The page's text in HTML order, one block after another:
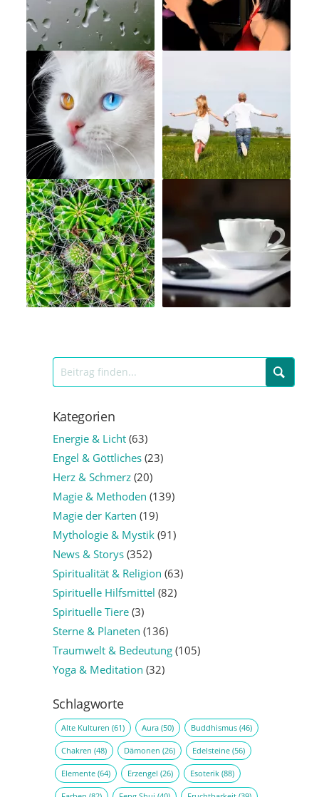
Kategorien
Energie & Licht(63)
Engel & Göttliches(23)
Herz & Schmerz(20)
Magie & Methoden (139)
Magie der Karten (19)
Mythologie & Mystik(91)
News & Storys(352)
Spiritualität & Religion (63)
Spirituelle Hilfsmittel (82)
Spirituelle Tiere(3)
Sterne & Planeten (136)
Traumwelt & Bedeutung(105)
Yoga & Meditation (32)
Schlagworte
Alte Kulturen (61) Aura(50) Buddhismus(46)
Chakren (48) Dämonen (26) Edelsteine(56)
Elemente(64) Erzengel (26) Esoterik(88)